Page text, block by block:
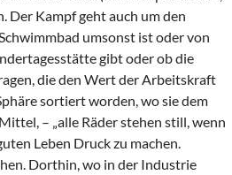
Der Kampf geht auch um den
umsonst ist oder von
gibt oder ob die
die den Wert der Arbeitskraft
sortiert worden, wo sie dem
– „alle Räder stehen still, wenn
Leben Druck zu machen.
Dorthin, wo in der Industrie